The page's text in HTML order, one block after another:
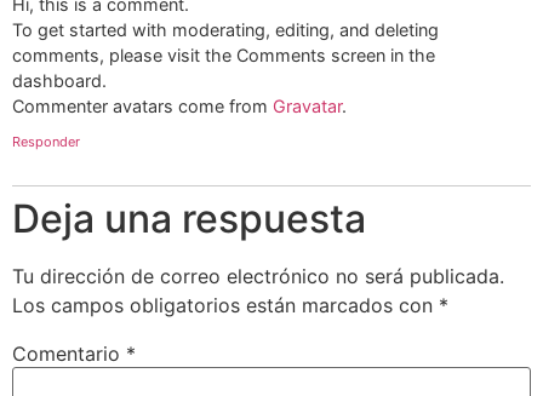
To get started with moderating, editing, and deleting
comments, please visit the Comments screen in the
dashboard.
Commenter avatars come from Gravatar.
Responder
Deja una respuesta
Tu dirección de correo electrónico no será publicada.
Los campos obligatorios están marcados con *
Comentario *